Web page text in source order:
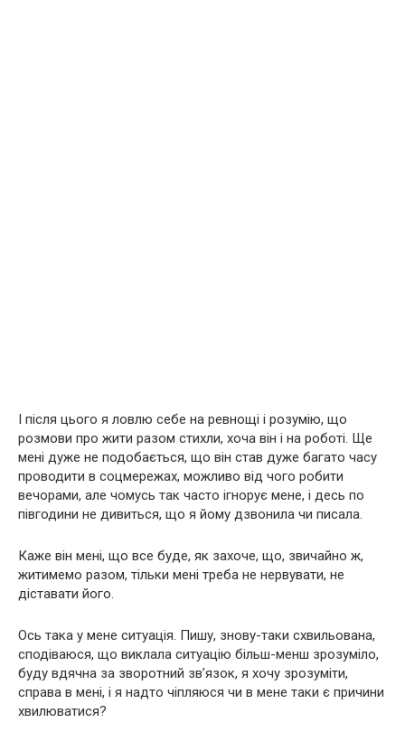
І після цього я ловлю себе на ревнощі і розумію, що
розмови про жити разом стихли, хоча він і на роботі. Ще
мені дуже не подобається, що він став дуже багато часу
проводити в соцмережах, можливо від чого робити
вечорами, але чомусь так часто ігнорує мене, і десь по
півгодини не дивиться, що я йому дзвонила чи писала.
Каже він мені, що все буде, як захоче, що, звичайно ж,
житимемо разом, тільки мені треба не нервувати, не
діставати його.
Ось така у мене ситуація. Пишу, знову-таки схвильована,
сподіваюся, що виклала ситуацію більш-менш зрозуміло,
буду вдячна за зворотний зв’язок, я хочу зрозуміти,
справа в мені, і я надто чіпляюся чи в мене таки є причини
хвилюватися?